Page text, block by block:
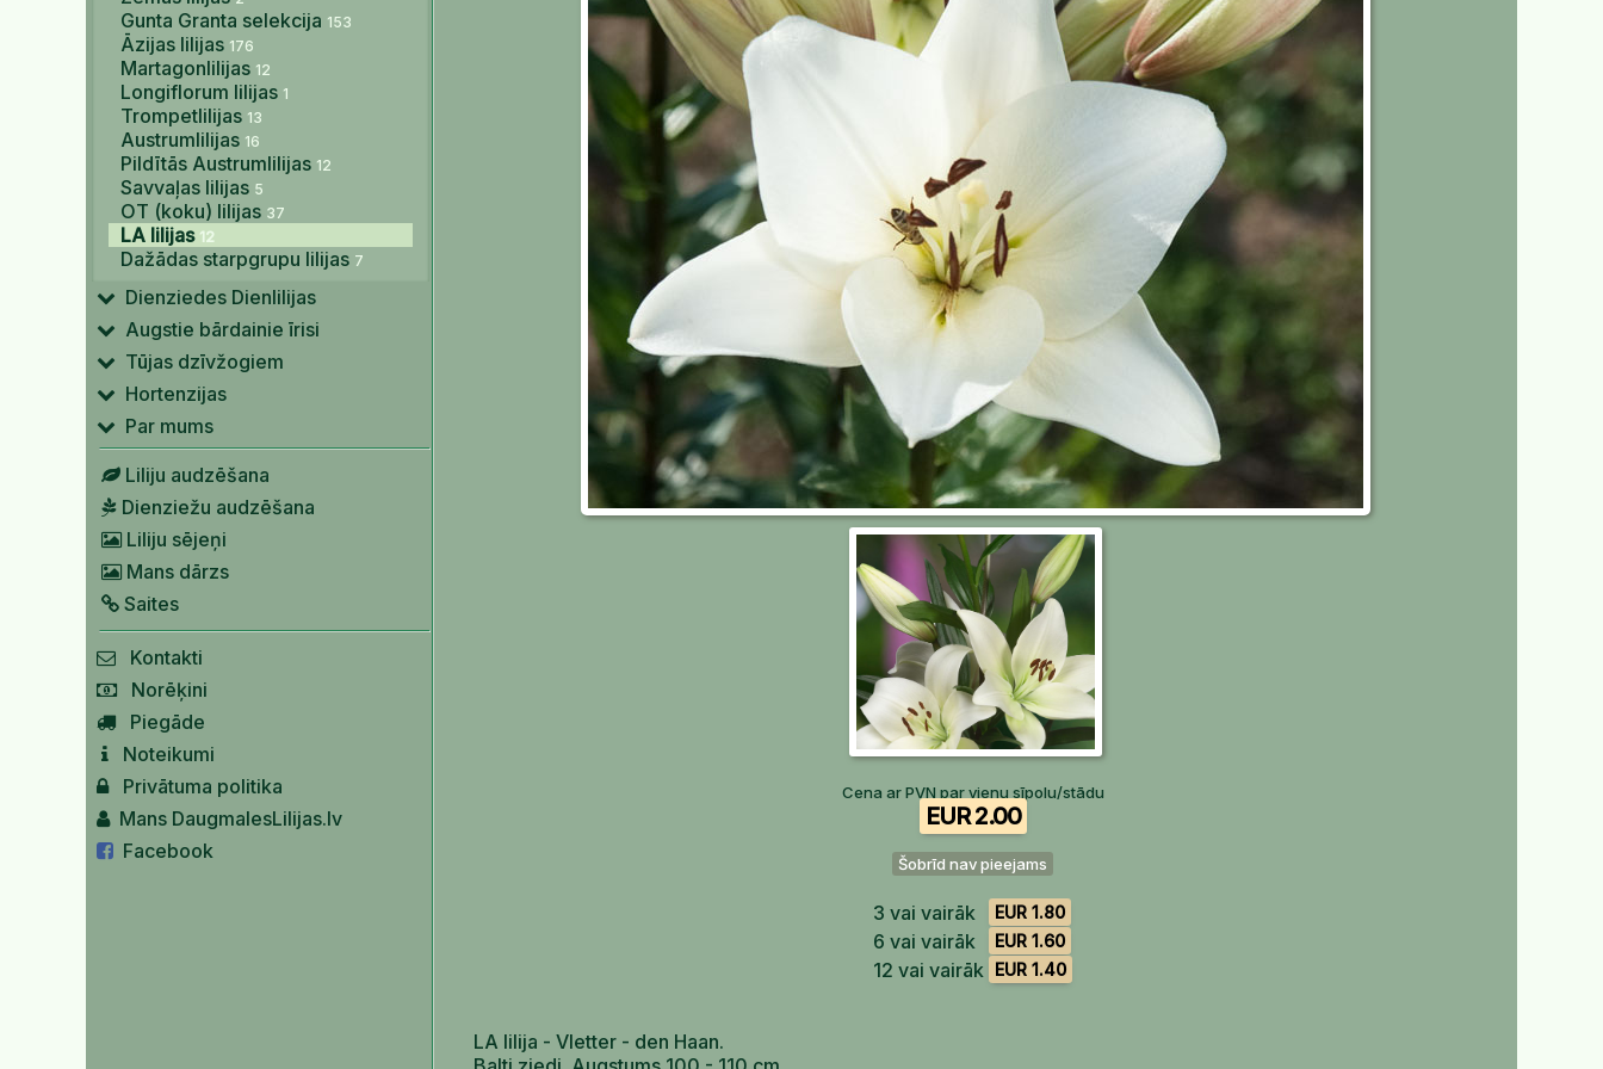
Gunta Granta selekcija 153
Āzijas lilijas 176
Martagonlilijas 12
Longiflorum lilijas 1
Trompetlilijas 13
Austrumlilijas 16
Pildītās Austrumlilijas 12
Savvaļas lilijas 5
OT (koku) lilijas 37
LA lilijas 12
Dažādas starpgrupu lilijas 7
Dienziedes Dienlilijas
Augstie bārdainie īrisi
Tūjas dzīvžogiem
Hortenzijas
Par mums
Liliju audzēšana
Dienziežu audzēšana
Liliju sējeņi
Mans dārzs
Saites
Kontakti
Norēķini
Piegāde
Noteikumi
Privātuma politika
Mans DaugmalesLilijas.lv
Facebook
Cena ar PVN par vienu sīpolu/stādu
EUR 2.00
Šobrīd nav pieejams
3 vai vairāk EUR 1.80
6 vai vairāk EUR 1.60
12 vai vairāk EUR 1.40
LA lilija - Vletter - den Haan.